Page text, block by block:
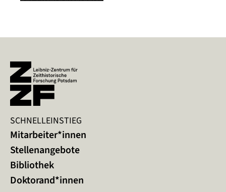
SCHNELLEINSTIEG
Mitarbeiter*innen
Stellenangebote
Bibliothek
Doktorand*innen